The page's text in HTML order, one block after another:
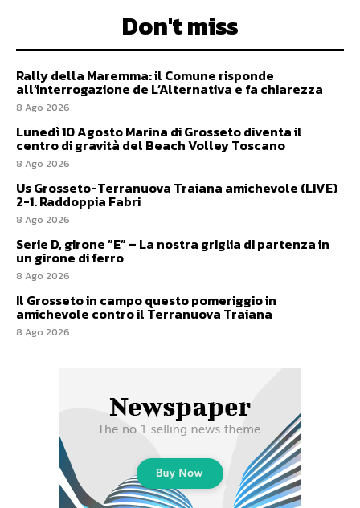
Don't miss
Rally della Maremma: il Comune risponde
all’interrogazione de L’Alternativa e fa chiarezza
8 Ago 2026
Lunedì 10 Agosto Marina di Grosseto diventa il
centro di gravità del Beach Volley Toscano
8 Ago 2026
Us Grosseto-Terranuova Traiana amichevole (LIVE)
2-1. Raddoppia Fabri
8 Ago 2026
Serie D, girone ”E” – La nostra griglia di partenza in
un girone di ferro
8 Ago 2026
Il Grosseto in campo questo pomeriggio in
amichevole contro il Terranuova Traiana
8 Ago 2026